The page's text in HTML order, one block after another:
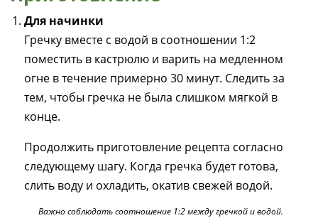
Для начинки
Гречку вместе с водой в соотношении 1:2
поместить в кастрюлю и варить на медленном
огне в течение примерно 30 минут. Следить за
тем, чтобы гречка не была слишком мягкой в
конце.
Продолжить приготовление рецепта согласно
следующему шагу. Когда гречка будет готова,
слить воду и охладить, окатив свежей водой.
Важно соблюдать соотношение 1:2 между гречкой и водой.